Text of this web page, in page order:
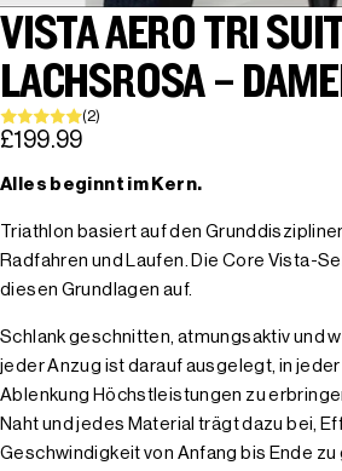
VISTA AERO TRI
LACHSROSA –
(2)
£199.99
Alles beginnt im Kern.
Triathlon basiert auf den
Radfahren und Laufen. Die Core Vista-
diesen Grundlagen auf.
Schlank geschnitten, atmungsaktiv und
jeder Anzug ist darauf ausgelegt, in
Ablenkung Höchstleistungen zu
Naht und jedes Material trägt dazu bei,
Geschwindigkeit von Anfang bis Ende zu